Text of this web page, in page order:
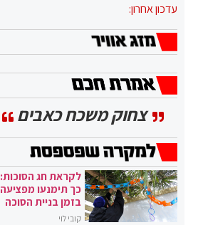
עדכון אחרון:
צחוק משכח כאבים
לקראת חג הסוכות:
כך תימנעו מפציעה
בזמן בניית הסוכה
קובי לוי